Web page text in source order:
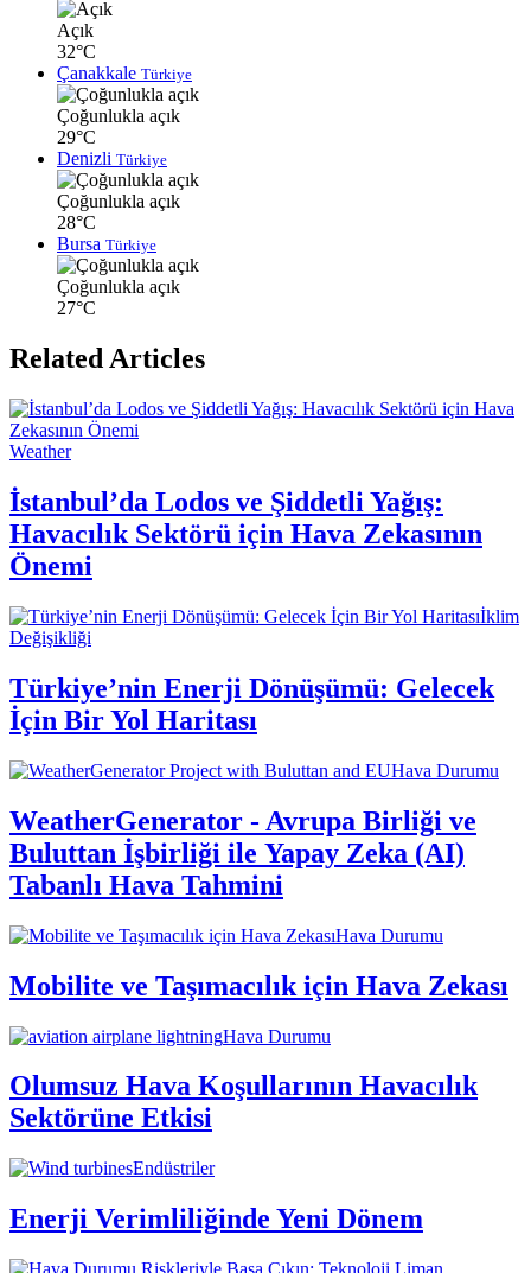
Açık
32°C
Çanakkale Türkiye
Çoğunlukla açık
29°C
Denizli Türkiye
Çoğunlukla açık
28°C
Bursa Türkiye
Çoğunlukla açık
27°C
Related Articles
Weather
İstanbul’da Lodos ve Şiddetli Yağış:
Havacılık Sektörü için Hava Zekasının
Önemi
İklim
Değişikliği
Türkiye’nin Enerji Dönüşümü: Gelecek
İçin Bir Yol Haritası
Hava Durumu
WeatherGenerator - Avrupa Birliği ve
Buluttan İşbirliği ile Yapay Zeka (AI)
Tabanlı Hava Tahmini
Hava Durumu
Mobilite ve Taşımacılık için Hava Zekası
Hava Durumu
Olumsuz Hava Koşullarının Havacılık
Sektörüne Etkisi
Endüstriler
Enerji Verimliliğinde Yeni Dönem